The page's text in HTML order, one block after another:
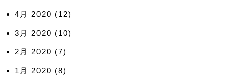
4月 2020 (12)
3月 2020 (10)
2月 2020 (7)
1月 2020 (8)